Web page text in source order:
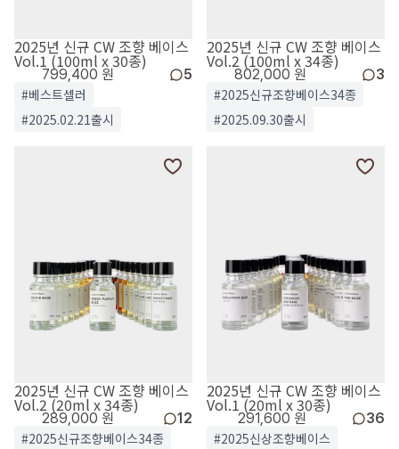
2025년 신규 CW 조향 베이스
Vol.1 (100ml x 30종)
799,400 원 5
#베스트셀러
#2025.02.21출시
2025년 신규 CW 조향 베이스
Vol.2 (100ml x 34종)
802,000 원 3
#2025신규조향베이스34종
#2025.09.30출시
2025년 신규 CW 조향 베이스
Vol.2 (20ml x 34종)
289,000 원 12
#2025신규조향베이스34종
2025년 신규 CW 조향 베이스
Vol.1 (20ml x 30종)
291,600 원 36
#2025신상조향베이스